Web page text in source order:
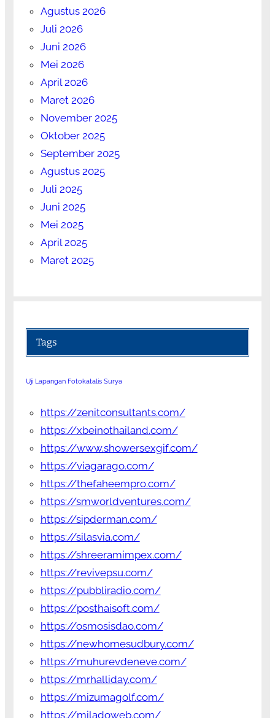
Agustus 2026
Juli 2026
Juni 2026
Mei 2026
April 2026
Maret 2026
November 2025
Oktober 2025
September 2025
Agustus 2025
Juli 2025
Juni 2025
Mei 2025
April 2025
Maret 2025
Tags
Uji Lapangan Fotokatalis Surya
https://zenitconsultants.com/
https://xbeinothailand.com/
https://www.showersexgif.com/
https://viagarago.com/
https://thefaheempro.com/
https://smworldventures.com/
https://sipderman.com/
https://silasvia.com/
https://shreeramimpex.com/
https://revivepsu.com/
https://pubbliradio.com/
https://posthaisoft.com/
https://osmosisdao.com/
https://newhomesudbury.com/
https://muhurevdeneve.com/
https://mrhalliday.com/
https://mizumagolf.com/
https://miladoweb.com/